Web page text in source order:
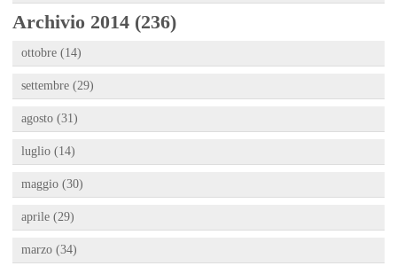
Archivio 2014 (236)
ottobre (14)
settembre (29)
agosto (31)
luglio (14)
maggio (30)
aprile (29)
marzo (34)